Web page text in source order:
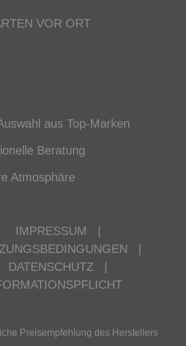
VOR ORT
aus Top-Marken
Beratung
Atmosphäre
IMPRESSUM
DATENSCHUTZ
Preisempfehlung des Herstellers